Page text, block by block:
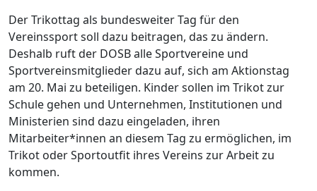
Der Trikottag als bundesweiter Tag für den
Vereinssport soll dazu beitragen, das zu ändern.
Deshalb ruft der DOSB alle Sportvereine und
Sportvereinsmitglieder dazu auf, sich am Aktionstag
am 20. Mai zu beteiligen. Kinder sollen im Trikot zur
Schule gehen und Unternehmen, Institutionen und
Ministerien sind dazu eingeladen, ihren
Mitarbeiter*innen an diesem Tag zu ermöglichen, im
Trikot oder Sportoutfit ihres Vereins zur Arbeit zu
kommen.